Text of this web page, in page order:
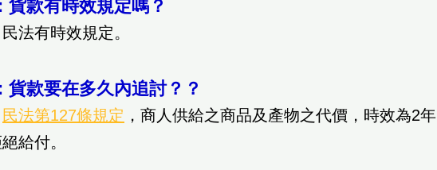
貨款要在多久內追討？？
民法第127條規定 ，商人供給之商品及產物之代價，時效為2年
給付。
貨款有時效規定嗎？
法有時效規定。